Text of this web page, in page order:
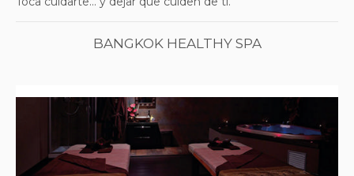
BANGKOK HEALTHY SPA